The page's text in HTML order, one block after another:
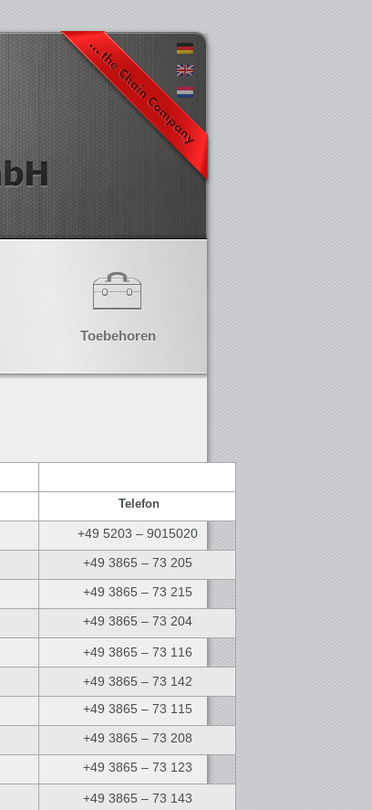
Toebehoren
Telefon
+49 5203 – 9015020
+49 3865 – 73 205
+49 3865 – 73 215
+49 3865 – 73 204
+49 3865 – 73 116
+49 3865 – 73 142
+49 3865 – 73 115
+49 3865 – 73 208
+49 3865 – 73 123
+49 3865 – 73 143